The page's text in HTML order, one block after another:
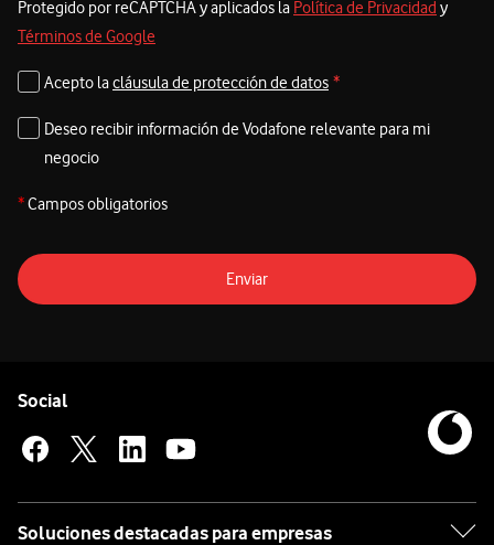
Protegido por reCAPTCHA y aplicados la Política de Privacidad y
Términos de Google
Acepto lacláusula de protección de datos *
Deseo recibir información de Vodafone relevante para mi
negocio
*Campos obligatorios
Enviar
Social
Soluciones destacadas para empresas